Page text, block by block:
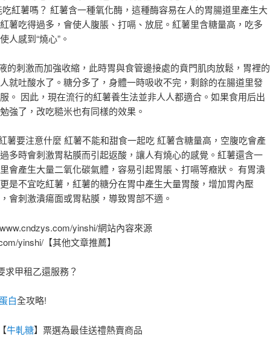
紅薯嗎？ 紅薯含一種氧化酶，這種酶容易在人的胃腸道里產生大
薯吃得過多，會使人腹脹、打嗝、放屁。紅薯里含糖量高，吃多
人感到“燒心”。
的刺激而加強收縮，此時胃與食管邊接處的賁門肌肉放鬆，胃裡的
就吐酸水了。糖分多了，身體一時吸收不完，剩餘的在腸道里發
。 因此，現在流行的紅薯養生法並非人人都適合。如果食用后出
強了，改吃糙米也有同樣的效果。
薯要注意什麼 紅薯不能和甜食一起吃 紅薯含糖量高，空腹吃會產
多時會刺激胃粘膜而引起返酸，讓人有燒心的感覺。紅薯還含一
會產生大量二氧化碳氣體，容易引起胃脹、打嗝等癥狀。 有胃潰
是不宜吃紅薯，紅薯的糖分在胃中產生大量胃酸，增加胃內壓
會刺激潰瘍面或胃粘膜，導致胃部不適。
yinshi/網站內容來源
yinshi/【其他文章推薦】
求甲租乙還服務？
白全攻略!
牛軋糖】票選為最佳送禮熱賣商品